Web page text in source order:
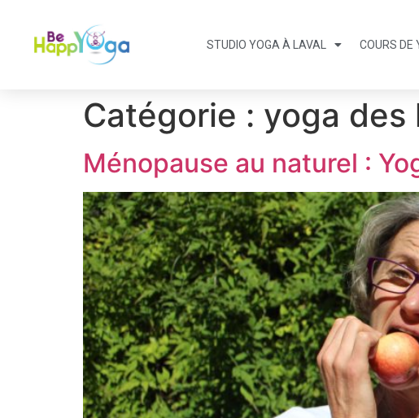
STUDIO YOGA À LAVAL COURS DE
Catégorie : yoga des
Ménopause au naturel :